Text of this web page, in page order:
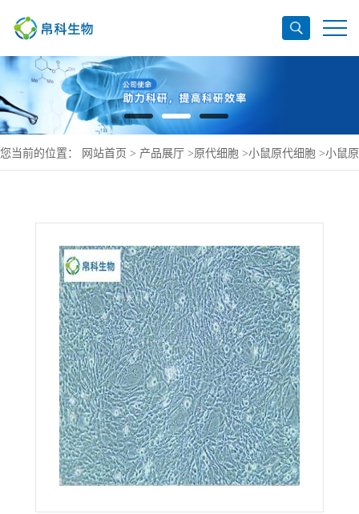
您当前的位置： 网站首页 > 产品展厅 >原代细胞 >小鼠原代细胞 >小鼠原